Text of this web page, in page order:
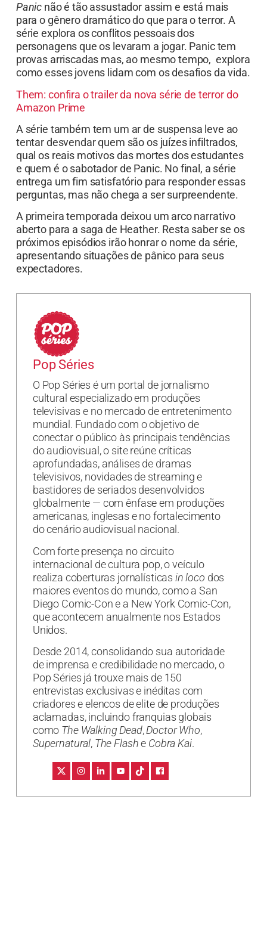
Panic não é tão assustador assim e está mais
para o gênero dramático do que para o terror. A
série explora os conflitos pessoais dos
personagens que os levaram a jogar. Panic tem
provas arriscadas mas, ao mesmo tempo, explora
como esses jovens lidam com os desafios da vida.
Them: confira o trailer da nova série de terror do
Amazon Prime
A série também tem um ar de suspensa leve ao
tentar desvendar quem são os juízes infiltrados,
qual os reais motivos das mortes dos estudantes
e quem é o sabotador de Panic. No final, a série
entrega um fim satisfatório para responder essas
perguntas, mas não chega a ser surpreendente.
A primeira temporada deixou um arco narrativo
aberto para a saga de Heather. Resta saber se os
próximos episódios irão honrar o nome da série,
apresentando situações de pânico para seus
expectadores.
Pop Séries
O Pop Séries é um portal de jornalismo
cultural especializado em produções
televisivas e no mercado de entretenimento
mundial. Fundado com o objetivo de
conectar o público às principais tendências
do audiovisual, o site reúne críticas
aprofundadas, análises de dramas
televisivos, novidades de streaming e
bastidores de seriados desenvolvidos
globalmente — com ênfase em produções
americanas, inglesas e no fortalecimento
do cenário audiovisual nacional.
Com forte presença no circuito
internacional de cultura pop, o veículo
realiza coberturas jornalísticas in loco dos
maiores eventos do mundo, como a San
Diego Comic-Con e a New York Comic-Con,
que acontecem anualmente nos Estados
Unidos.
Desde 2014, consolidando sua autoridade
de imprensa e credibilidade no mercado, o
Pop Séries já trouxe mais de 150
entrevistas exclusivas e inéditas com
criadores e elencos de elite de produções
aclamadas, incluindo franquias globais
como The Walking Dead,Doctor Who,
Supernatural, The Flashe Cobra Kai.